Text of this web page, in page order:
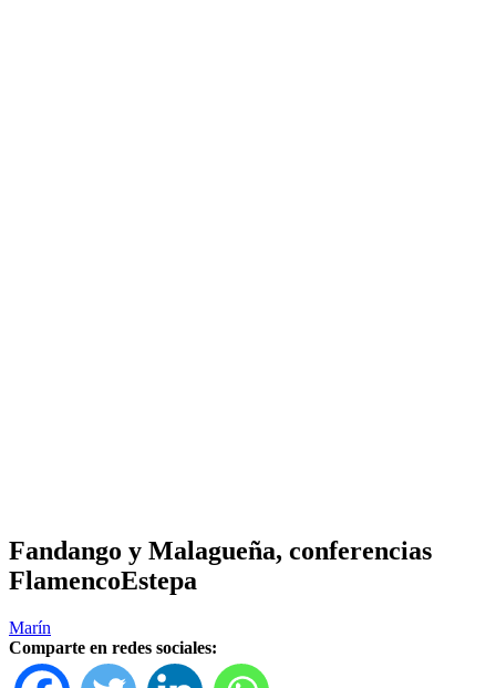
Fandango y Malagueña, conferencias
FlamencoEstepa
Marín
Comparte en redes sociales: